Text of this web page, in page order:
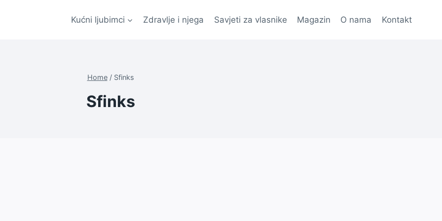
Kućni ljubimci Zdravlje i njega Savjeti za vlasnike Magazin O nama Kontakt
Home / Sfinks
Sfinks